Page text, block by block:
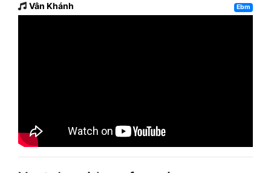
Vân Khánh Ebm